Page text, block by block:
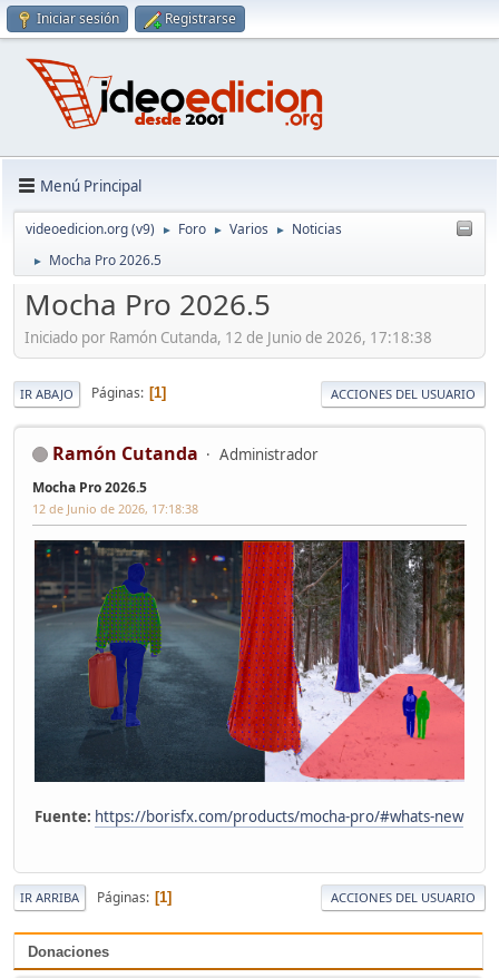
Iniciar sesión Registrarse
Menú Principal
videoedicion.org (v9) ► Foro ► Varios ► Noticias
► Mocha Pro 2026.5
Donaciones
Mocha Pro 2026.5
Iniciado por Ramón Cutanda, 12 de Junio de 2026, 17:18:38
IR ABAJO Páginas 1 ACCIONES DEL USUARIO
Ramón Cutanda Administrador
Mocha Pro 2026.5
12 de Junio de 2026, 17:18:38
Fuente: https://borisfx.com/products/mocha-pro/#whats-new
IR ARRIBA Páginas 1 ACCIONES DEL USUARIO